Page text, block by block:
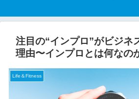
注目の“インプロ”がビジネ
理由〜インプロとは何なの
Life＆Fitness